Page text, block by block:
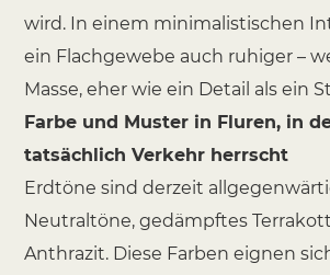
wird. In einem minimalistischen
ein Flachgewebe auch ruhiger –
Masse, eher wie ein Detail als ein
Farbe und Muster in Fluren, in
tatsächlich Verkehr herrscht
Erdtöne sind derzeit
Neutraltöne, gedämpftes
Anthrazit. Diese Farben eignen